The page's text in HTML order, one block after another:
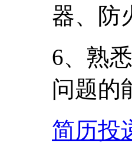
器、防
6、熟
问题的
简历投